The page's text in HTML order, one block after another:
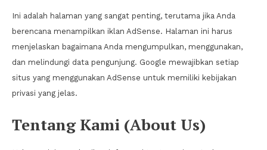
Ini adalah halaman yang sangat penting, terutama jika Anda
berencana menampilkan iklan AdSense. Halaman ini harus
menjelaskan bagaimana Anda mengumpulkan, menggunakan,
dan melindungi data pengunjung. Google mewajibkan setiap
situs yang menggunakan AdSense untuk memiliki kebijakan
privasi yang jelas.
Tentang Kami (About Us)